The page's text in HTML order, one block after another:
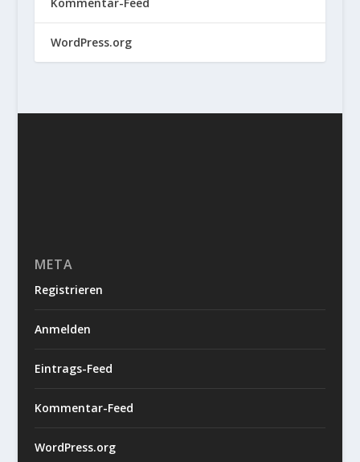
WordPress.org
META
Registrieren
Anmelden
Eintrags-Feed
Kommentar-Feed
WordPress.org